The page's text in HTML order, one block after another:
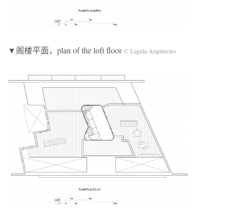
▼阁楼平面，plan of the loft floor© Lagula Arquitectes